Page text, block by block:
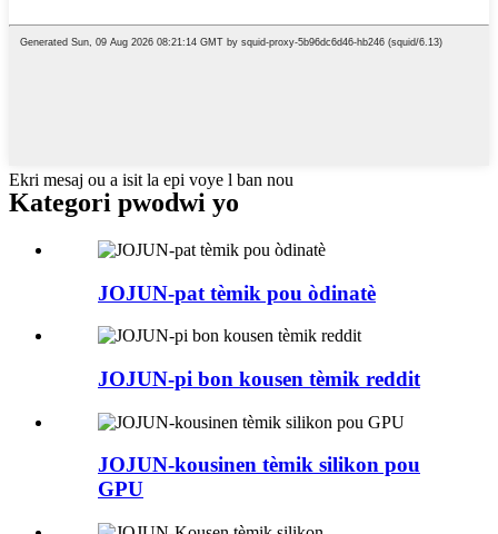
Ekri mesaj ou a isit la epi voye l ban nou
Kategori pwodwi yo
JOJUN-pat tèmik pou òdinatè
JOJUN-pi bon kousen tèmik reddit
JOJUN-kousinen tèmik silikon pou
GPU